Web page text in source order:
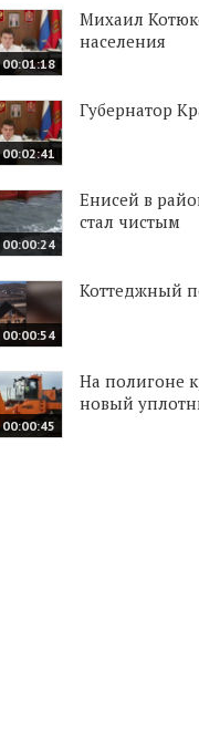
00:01:18
Михаил
населения
00:02:41
Губернатор
00:00:24
Енисей в
стал чистым
00:00:54
Коттеджный
00:00:45
На полигоне
новый